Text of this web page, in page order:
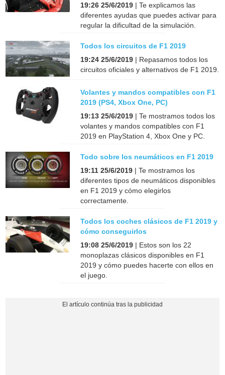
19:26 25/6/2019 | Te explicamos las
diferentes ayudas que puedes activar para
regular la dificultad de la simulación.
Todos los circuitos de F1 2019
19:24 25/6/2019 | Repasamos todos los
circuitos oficiales y alternativos de F1 2019.
Volantes y mandos compatibles con F1
2019 (PS4, Xbox One, PC)
19:13 25/6/2019 | Te mostramos todos los
volantes y mandos compatibles con F1
2019 en PlayStation 4, Xbox One y PC.
Todo sobre los neumáticos en F1 2019
19:11 25/6/2019 | Te mostramos los
diferentes tipos de neumáticos disponibles
en F1 2019 y cómo elegirlos
correctamente.
Todos los coches clásicos de F1 2019 y
cómo conseguirlos
19:08 25/6/2019 | Estos son los 22
monoplazas clásicos disponibles en F1
2019 y cómo puedes hacerte con ellos en
el juego.